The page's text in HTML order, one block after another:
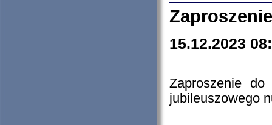
15.12.2023
Zaproszenie do
jubileuszowego